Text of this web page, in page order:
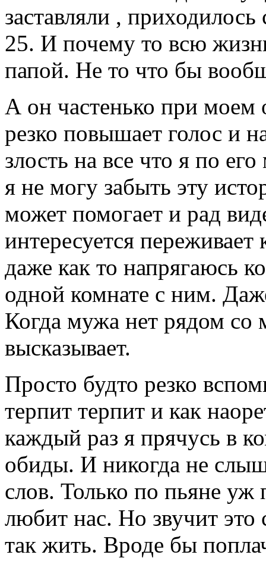
заставляли ,
25. И почему то всю
папой. Не то что бы
А он частенько при
резко повышает голос и
злость на все что я по
я не могу забыть эту
может помогает и рад
интересуется
даже как то напрягаюсь
одной комнате с ним.
Когда мужа нет рядом со
высказывает.
Просто будто резко
терпит терпит и как
каждый раз я прячусь в
обиды. И никогда не
слов. Только по пьяне уж
любит нас. Но звучит это
так жить. Вроде бы